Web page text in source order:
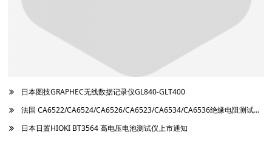
日本图技GRAPHEC无线数据记录仪GL840-GLT400
法国 CA6522/CA6524/CA6526/CA6523/CA6534/CA6536绝缘电阻测试仪上市通知
日本日置HIOKI BT3564 高电压电池测试仪上市通知